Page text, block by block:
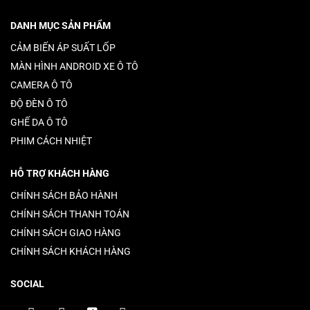
DANH MỤC SẢN PHẨM
CẢM BIẾN ÁP SUẤT LỐP
MÀN HÌNH ANDROID XE Ô TÔ
CAMERA Ô TÔ
ĐỘ ĐÈN Ô TÔ
GHẾ DA Ô TÔ
PHIM CÁCH NHIỆT
HỖ TRỢ KHÁCH HÀNG
CHÍNH SÁCH BẢO HÀNH
CHÍNH SÁCH THANH TOÁN
CHÍNH SÁCH GIAO HÀNG
CHÍNH SÁCH KHÁCH HÀNG
SOCIAL